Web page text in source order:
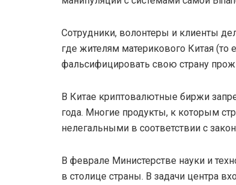
Сотрудники, волонтеры и клиенты
где жителям материкового Китая (то
фальсифицировать свою страну
В Китае криптовалютные биржи
года. Многие продукты, к которым
нелегальными в соответствии с
В феврале Министерстве науки и
в столице страны. В задачи центра